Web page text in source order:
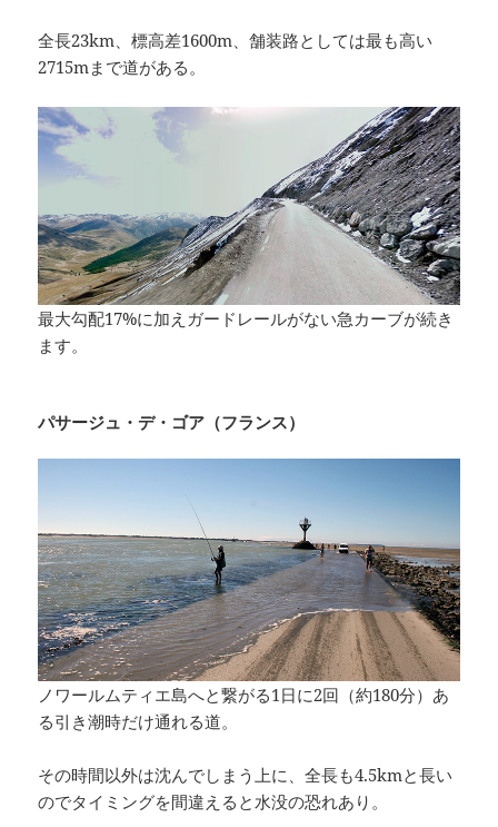
全長23km、標高差1600m、舗装路としては最も高い
2715mまで道がある。
最大勾配17%に加えガードレールがない急カーブが続き
ます。
パサージュ・デ・ゴア（フランス）
ノワールムティエ島へと繋がる1日に2回（約180分）あ
る引き潮時だけ通れる道。
その時間以外は沈んでしまう上に、全長も4.5kmと長い
のでタイミングを間違えると水没の恐れあり。